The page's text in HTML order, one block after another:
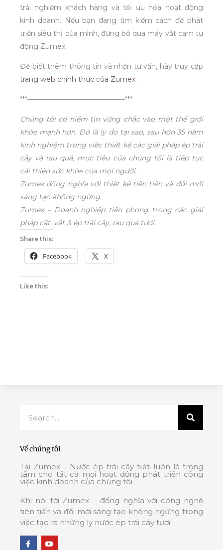
trải nghiệm khách hàng và tối ưu hóa hoạt động
kinh doanh. Nếu bạn đang tìm kiếm cách để phát
triển siêu thị của mình, đừng bỏ qua máy vắt cam tự
động Zumex.
Để biết thêm thông tin và nhận tư vấn, hãy truy cập
trang web chính thức của Zumex.
***——————————————***
Chúng tôi có niềm tin vững chắc vào một thế giới
khỏe mạnh hơn. Đó là lý do tại sao, sau hơn 35 năm
kinh nghiệm trong việc thiết kế các giải pháp ép trái
cây và rau quả, mục tiêu của chúng tôi là tiếp tục
cải thiện sức khỏe của mọi người.
Zumex đồng nghĩa với thiết kế tiên tiến và đổi mới
sáng tạo không ngừng.
Zumex – Doanh nghiệp tiên phong trong các giải
pháp cắt, vắt & ép trái cây, rau quả tươi.
Share this:
Facebook X
Like this:
Về chúng tôi
Tại Zumex – Nước ép trái cây tươi luôn là trọng
tâm cho tất cả mọi hoạt động phát triển công
việc kinh doanh của chúng tôi.
Khi nói tới Zumex – đồng nghĩa với công nghệ
tiên tiến và đổi mới sáng tạo không ngừng trong
việc tạo ra những ly nước ép trái cây tươi.
F
a o